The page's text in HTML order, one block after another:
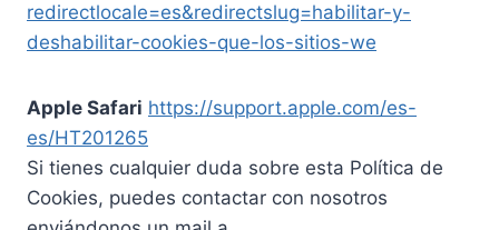
redirectlocale=es&redirectslug=habilitar-y-
deshabilitar-cookies-que-los-sitios-we
Apple Safari https://support.apple.com/es-
es/HT201265
Si tienes cualquier duda sobre esta Política de
Cookies, puedes contactar con nosotros